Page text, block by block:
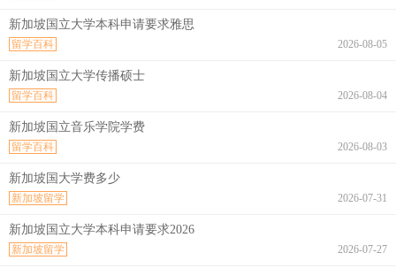
新加坡国立大学本科申请要求雅思
2026-08-05
留学百科
新加坡国立大学传播硕士
2026-08-04
留学百科
新加坡国立音乐学院学费
2026-08-03
留学百科
新加坡国大学费多少
2026-07-31
新加坡留学
新加坡国立大学本科申请要求2026
2026-07-27
新加坡留学